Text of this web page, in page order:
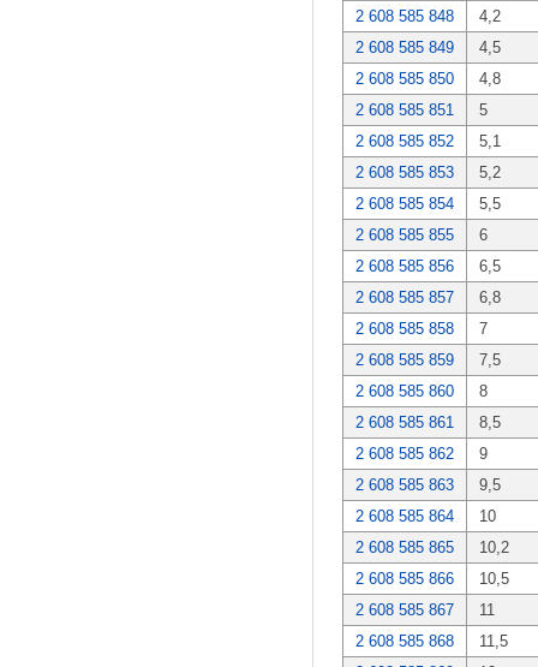
2 608 585 848
4,2
2 608 585 849
4,5
2 608 585 850
4,8
2 608 585 851
5
2 608 585 852
5,1
2 608 585 853
5,2
2 608 585 854
5,5
2 608 585 855
6
2 608 585 856
6,5
2 608 585 857
6,8
2 608 585 858
7
2 608 585 859
7,5
2 608 585 860
8
2 608 585 861
8,5
2 608 585 862
9
2 608 585 863
9,5
2 608 585 864
10
2 608 585 865
10,2
2 608 585 866
10,5
2 608 585 867
11
2 608 585 868
11,5